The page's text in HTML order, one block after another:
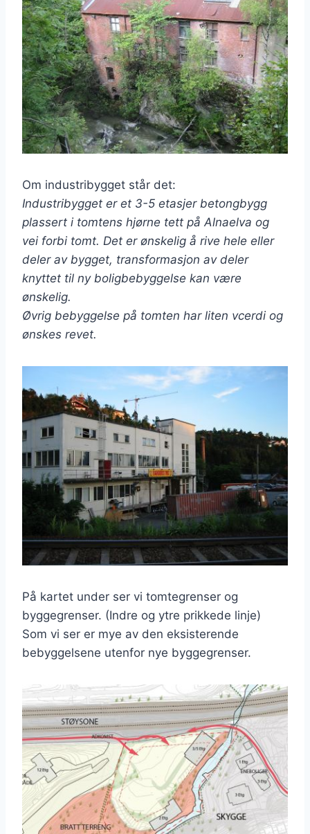
Om industribygget står det:
Industribygget er et 3-5 etasjer betongbygg
plassert i tomtens hjørne tett på Alnaelva og
vei forbi tomt. Det er ønskelig å rive hele eller
deler av bygget, transformasjon av deler
knyttet til ny boligbebyggelse kan være
ønskelig.
Øvrig bebyggelse på tomten har liten vcerdi og
ønskes revet.
På kartet under ser vi tomtegrenser og
byggegrenser. (Indre og ytre prikkede linje)
Som vi ser er mye av den eksisterende
bebyggelsene utenfor nye byggegrenser.